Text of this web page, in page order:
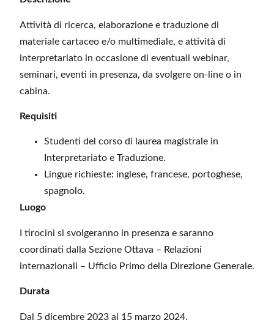
Attività di ricerca, elaborazione e traduzione di
materiale cartaceo e/o multimediale, e attività di
interpretariato in occasione di eventuali webinar,
seminari, eventi in presenza, da svolgere on-line o in
cabina.
Requisiti
Studenti del corso di laurea magistrale in
Interpretariato e Traduzione.
Lingue richieste: inglese, francese, portoghese,
spagnolo.
Luogo
I tirocini si svolgeranno in presenza e saranno
coordinati dalla Sezione Ottava – Relazioni
internazionali – Ufficio Primo della Direzione Generale.
Durata
Dal 5 dicembre 2023 al 15 marzo 2024.